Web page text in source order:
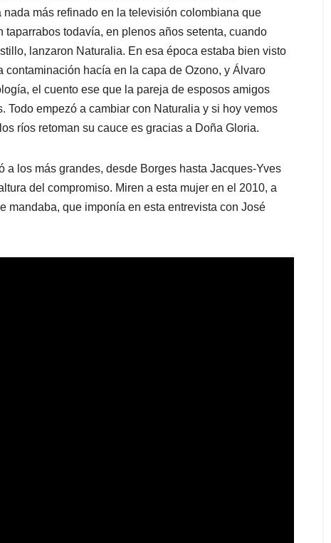
más refinado en la televisión colombiana que
todavía, en plenos años setenta, cuando
lanzaron Naturalia. En esa época estaba bien visto
contaminación hacía en la capa de Ozono, y Álvaro
el cuento ese que la pareja de esposos amigos
Todo empezó a cambiar con Naturalia y si hoy vemos
ríos retoman su cauce es gracias a Doña Gloria.
a los más grandes, desde Borges hasta Jacques-Yves
del compromiso. Miren a esta mujer en el 2010, a
mandaba, que imponía en esta entrevista con José